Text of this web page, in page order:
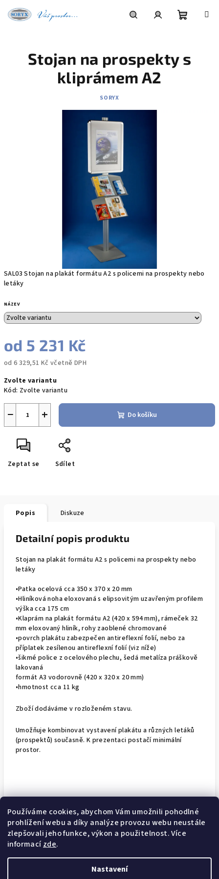
Používáme cookies, abychom Vám umožnili pohodlné
prohlížení webu a díky analýze provozu webu neustále
zlepšovali jeho funkce, výkon a použitelnost. Více
informacízde.
Nastavení
obsah
košík
SAL03 Stojan na plakát formátu A2 s policemi na prospekty nebo
letáky
NÁZEV
od 5 231 Kč
od6 329,51 Kč včetně DPH
cena:
Zvolte variantu
Kód: Zvolte variantu
+
− Do košíku
Zeptat se Sdílet
Stojan na prospekty s
kliprámem A2
SORYX
Popis Diskuze
Detailní popis produktu
Stojan na plakát formátu A2 s policemi na prospekty nebo
letáky
•Patka ocelová cca 350 x 370 x 20 mm
•Hliníková noha eloxovaná s elipsovitým uzavřeným profilem
výška cca 175 cm
•Klaprám na plakát formátu A2 (420 x 594 mm), rámeček 32
mm eloxovaný hliník, rohy zaoblené chromované
•povrch plakátu zabezpečen antireflexní folií, nebo za
příplatek zesílenou antireflexní folií (viz níže)
•šikmé police z ocelového plechu, šedá metalíza práškově
lakovaná
formát A3 vodorovně (420 x 320 x 20 mm)
•hmotnost cca 11 kg
Zboží dodáváme v rozloženém stavu.
Umožňuje kombinovat vystavení plakátu a různých letáků
(prospektů) současně. K prezentaci postačí minimální
prostor.
Doplňkové parametry
Kategorie:
Stojany na plakáty a letáky
Záruka: